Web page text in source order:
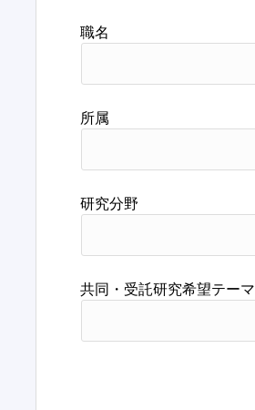
職名
所属
研究分野
共同・受託研究希望テーマ